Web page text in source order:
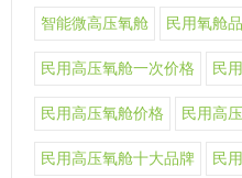
智能微高压氧舱 民用氧舱
民用高压氧舱一次价格 民
民用高压氧舱价格 民用高
民用高压氧舱十大品牌 民